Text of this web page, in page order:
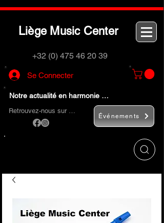
Liège M usic Center
+32 (0) 475 46 20 39
Se Connecter
Notre actualité en harmonie …
Retrouvez-nous sur …
Événements